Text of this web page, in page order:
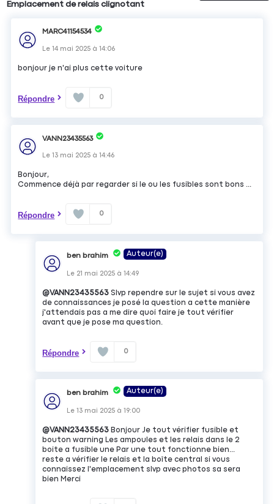
Emplacement de relais clignotant
MARC41154534
Le14 mai 2025 à14:06
bonjour je n'ai plus cette voiture
Répondre 0
VANN23435563
Le13 mai 2025 à14:46
Bonjour,
Commence déjà par regarder si le ou les fusibles sont bons ...
Répondre 0
ben brahim Auteur(e)
Le 21 mai 2025 à14:49
@VANN23435563Slvp rependre sur le sujet si vous avez
de connaissances je posé la question a cette manière
j'attendais pas a me dire quoi faire je tout vérifier
avant que je pose ma question.
Répondre 0
ben brahim Auteur(e)
Le13 mai 2025 à19:00
@VANN23435563 Bonjour Je tout vérifier fusible et
bouton warning Les ampoules et les relais dans le 2
boite a fusible une Par une tout fonctionne bien...
reste a vérifier le relais et la boîte central si vous
connaissez l'emplacement slvp avec photos sa sera
bien Merci